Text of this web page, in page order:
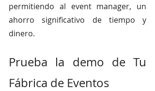
permitiendo al event manager, un
ahorro significativo de tiempo y
dinero.
Prueba la demo de Tu
Fábrica de Eventos